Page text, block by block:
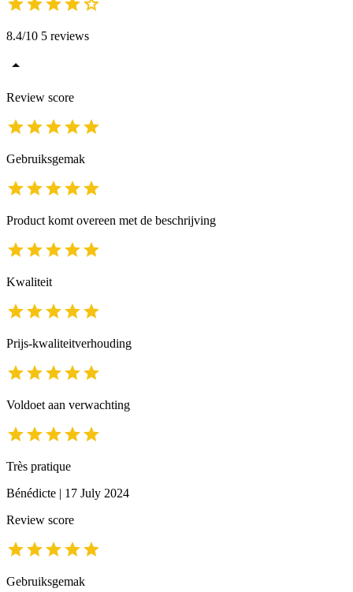
8.4/10 5 reviews
Review score
Gebruiksgemak
Product komt overeen met de beschrijving
Kwaliteit
Prijs-kwaliteitverhouding
Voldoet aan verwachting
Très pratique
Bénédicte | 17 July 2024
Review score
Gebruiksgemak